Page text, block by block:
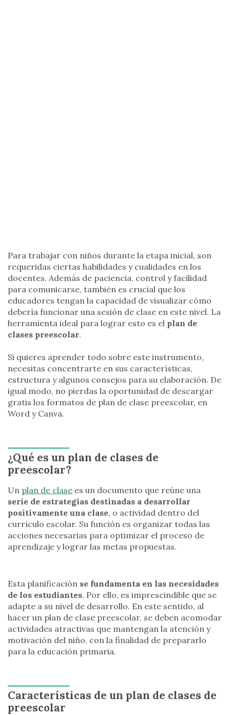
Para trabajar con niños durante la etapa inicial, son
requeridas ciertas habilidades y cualidades en los
docentes. Además de paciencia, control y facilidad
para comunicarse, también es crucial que los
educadores tengan la capacidad de visualizar cómo
debería funcionar una sesión de clase en este nivel. La
herramienta ideal para lograr esto es el plan de
clases preescolar.
Si quieres aprender todo sobre este instrumento,
necesitas concentrarte en sus características,
estructura y algunos consejos para su elaboración. De
igual modo, no pierdas la oportunidad de descargar
gratis los formatos de plan de clase preescolar, en
Word y Canva.
¿Qué es un plan de clases de
preescolar?
Un plan de clase es un documento que reúne una
serie de estrategias destinadas a desarrollar
positivamente una clase, o actividad dentro del
currículo escolar. Su función es organizar todas las
acciones necesarias para optimizar el proceso de
aprendizaje y lograr las metas propuestas.
Esta planificación se fundamenta en las necesidades
de los estudiantes. Por ello, es imprescindible que se
adapte a su nivel de desarrollo. En este sentido, al
hacer un plan de clase preescolar, se deben acomodar
actividades atractivas que mantengan la atención y
motivación del niño, con la finalidad de prepararlo
para la educación primaria.
Características de un plan de clases de
preescolar